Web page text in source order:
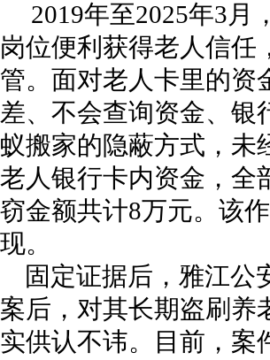
2019年至2025年3
岗位便利获得老人信任
管。面对老人卡里的资
差、不会查询资金、银
蚁搬家的隐蔽方式，未
老人银行卡内资金，全
窃金额共计8万元。该
现。
固定证据后，雅江公
案后，对其长期盗刷养
实供认不讳。目前，案